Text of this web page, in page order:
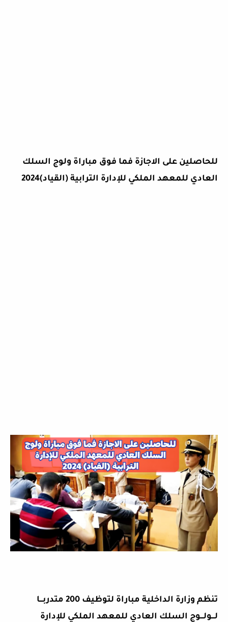
للحاصلين على الاجازة فما فوق مباراة ولوج السلك
العادي للمعهد الملكي للإدارة الترابية (القياد)2024
تنظم وزارة الداخلية مباراة لتوظيف 200 متدربـــا
لـــولـــوج السلك العادي للمعهد الملكي للإدارة